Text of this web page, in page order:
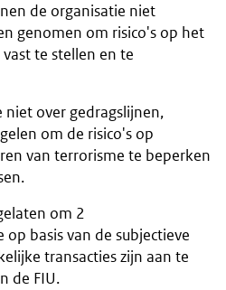
de organisatie niet
genomen om risico's op het
te stellen en te
niet over gedragslijnen,
om de risico's op
van terrorisme te beperken
om 2
basis van de subjectieve
transacties zijn aan te
de FIU.